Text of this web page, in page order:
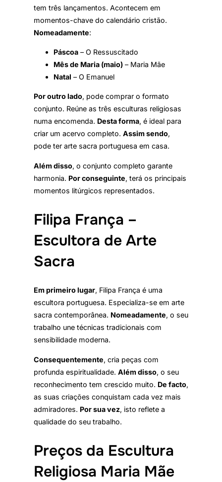
tem três lançamentos. Acontecem em
momentos-chave do calendário cristão.
Nomeadamente:
Páscoa – O Ressuscitado
Mês de Maria (maio) – Maria Mãe
Natal – O Emanuel
Por outro lado, pode comprar o formato
conjunto. Reúne as três esculturas religiosas
numa encomenda. Desta forma, é ideal para
criar um acervo completo. Assim sendo,
pode ter arte sacra portuguesa em casa.
Além disso, o conjunto completo garante
harmonia. Por conseguinte, terá os principais
momentos litúrgicos representados.
Filipa França –
Escultora de Arte
Sacra
Em primeiro lugar, Filipa França é uma
escultora portuguesa. Especializa-se em arte
sacra contemporânea. Nomeadamente, o seu
trabalho une técnicas tradicionais com
sensibilidade moderna.
Consequentemente, cria peças com
profunda espiritualidade. Além disso, o seu
reconhecimento tem crescido muito. De facto,
as suas criações conquistam cada vez mais
admiradores. Por sua vez, isto reflete a
qualidade do seu trabalho.
Preços da Escultura
Religiosa Maria Mãe